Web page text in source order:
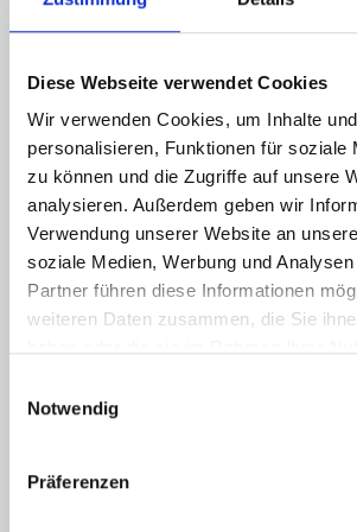
Diese Webseite verwendet Cookies
Wir verwenden Cookies, um Inhalte
personalisieren, Funktionen für soziale
zu können und die Zugriffe auf unsere
analysieren. Außerdem geben wir
Verwendung unserer Website an
soziale Medien, Werbung und
Partner führen diese Informationen
weiteren Daten zusammen, die Sie
Notwendig
Präferenzen